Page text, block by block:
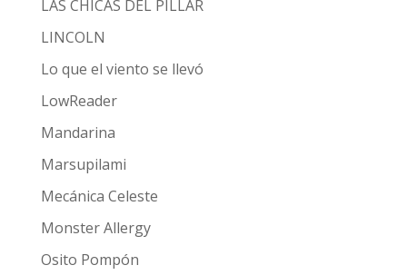
LAS CHICAS DEL PILLAR
LINCOLN
Lo que el viento se llevó
LowReader
Mandarina
Marsupilami
Mecánica Celeste
Monster Allergy
Osito Pompón